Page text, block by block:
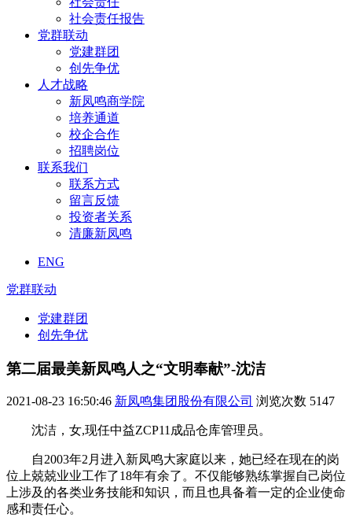
社会责任报告
党群联动
党建群团
创先争优
人才战略
新凤鸣商学院
培养通道
校企合作
招聘岗位
联系我们
联系方式
留言反馈
投资者关系
清廉新凤鸣
ENG
党群联动
党建群团
创先争优
第二届最美新凤鸣人之“文明奉献”-沈洁
2021-08-23 16:50:46 新凤鸣集团股份有限公司 浏览次数 5147
沈洁，女,现任中益ZCP11成品仓库管理员。
自2003年2月进入新凤鸣大家庭以来，她已经在现在的岗
位上兢兢业业工作了18年有余了。不仅能够熟练掌握自己岗位
上涉及的各类业务技能和知识，而且也具备着一定的企业使命
感和责任心。